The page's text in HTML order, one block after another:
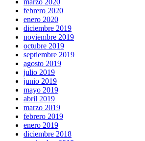
febrero 2020
enero 2020
diciembre 2019
noviembre 2019
octubre 2019
septiembre 2019
agosto 2019
julio 2019
junio 2019
mayo 2019
abril 2019
marzo 2019
febrero 2019
enero 2019
diciembre 2018